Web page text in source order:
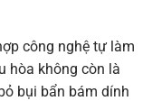
công nghệ tự làm
hòa không còn là
bụi bẩn bám dính